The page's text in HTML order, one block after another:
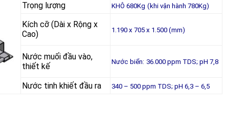
Trọng lượng KHÔ 680Kg (khi vận hành 780Kg)
Kích cỡ (Dài x Rộng x
Cao)
1.190 x 705 x 1.500 (mm)
Nước muối đầu vào,
thiết kế
Nước biển: 36.000 ppm TDS; pH 7,8
Nước tinh khiết đầu ra 340 – 500 ppm TDS; pH 6,3 – 6,5